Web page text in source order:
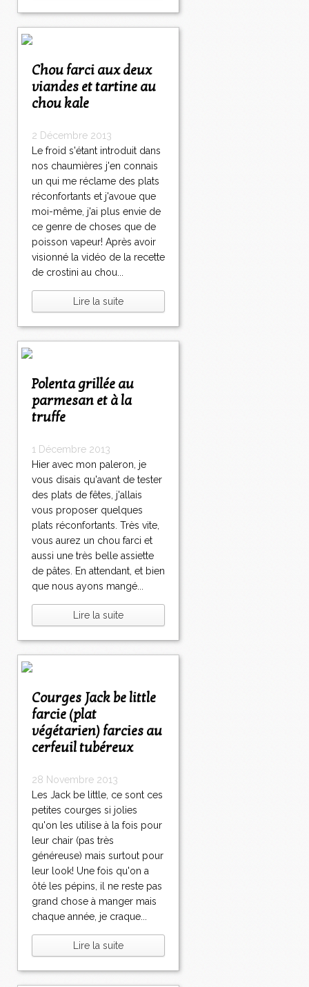
Chou farci aux deux
viandes et tartine au
chou kale
2 Décembre 2013
Le froid s'étant introduit dans
nos chaumières j'en connais
un qui me réclame des plats
réconfortants et j'avoue que
moi-même, j'ai plus envie de
ce genre de choses que de
poisson vapeur! Après avoir
visionné la vidéo de la recette
de crostini au chou...
Lire la suite
Polenta grillée au
parmesan et à la
truffe
1 Décembre 2013
Hier avec mon paleron, je
vous disais qu'avant de tester
des plats de fêtes, j'allais
vous proposer quelques
plats réconfortants. Très vite,
vous aurez un chou farci et
aussi une très belle assiette
de pâtes. En attendant, et bien
que nous ayons mangé...
Lire la suite
Courges Jack be little
farcie (plat
végétarien) farcies au
cerfeuil tubéreux
28 Novembre 2013
Les Jack be little, ce sont ces
petites courges si jolies
qu'on les utilise à la fois pour
leur chair (pas très
généreuse) mais surtout pour
leur look! Une fois qu'on a
ôté les pépins, il ne reste pas
grand chose à manger mais
chaque année, je craque...
Lire la suite